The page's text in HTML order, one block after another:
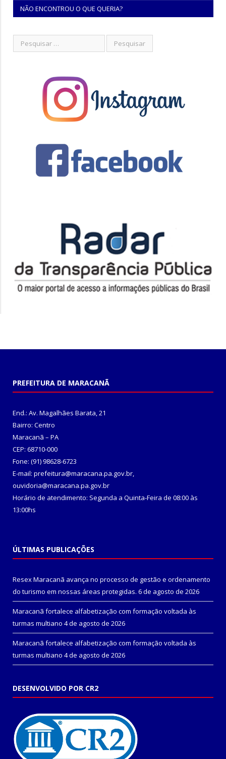
NÃO ENCONTROU O QUE QUERIA?
PREFEITURA DE MARACANÃ
End.: Av. Magalhães Barata, 21
Bairro: Centro
Maracanã – PA
CEP: 68710-000
Fone: (91) 98628-6723
E-mail: prefeitura@maracana.pa.gov.br,
ouvidoria@maracana.pa.gov.br
Horário de atendimento: Segunda a Quinta-Feira de 08:00 às
13:00hs
ÚLTIMAS PUBLICAÇÕES
Resex Maracanã avança no processo de gestão e ordenamento
do turismo em nossas áreas protegidas. 6 de agosto de 2026
Maracanã fortalece alfabetização com formação voltada às
turmas multiano 4 de agosto de 2026
Maracanã fortalece alfabetização com formação voltada às
turmas multiano 4 de agosto de 2026
DESENVOLVIDO POR CR2